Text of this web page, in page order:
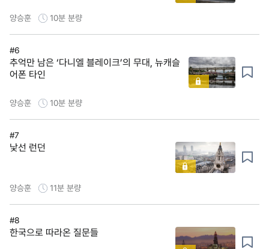
양승훈 10분 분량
#6
추억만 남은 ‘다니엘 블레이크’의 무대, 뉴캐슬
어폰 타인
양승훈 10분 분량
#7
낯선 런던
양승훈 11분 분량
#8
한국으로 따라온 질문들